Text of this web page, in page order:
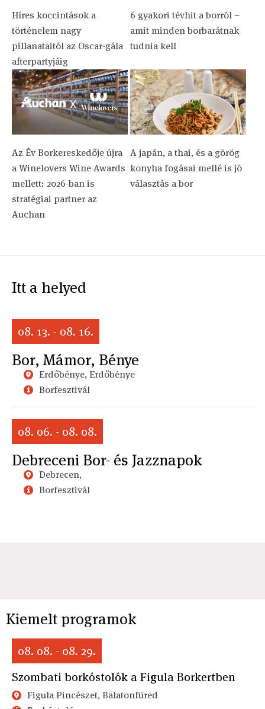
Híres koccintások a
történelem nagy
pillanataitól az Oscar-gála
afterpartyjáig
6 gyakori tévhit a borról –
amit minden borbarátnak
tudnia kell
Az Év Borkereskedője újra
a Winelovers Wine Awards
mellett: 2026-ban is
stratégiai partner az
Auchan
A japán, a thai, és a görög
konyha fogásai mellé is jó
választás a bor
Itt a helyed
08. 13. - 08. 16.
Bor, Mámor, Bénye
Erdőbénye, Erdőbénye
Borfesztivál
08. 06. - 08. 08.
Debreceni Bor- és Jazznapok
Debrecen,
Borfesztivál
Kiemelt programok
08. 08. - 08. 29.
Szombati borkóstolók a Figula Borkertben
Figula Pincészet, Balatonfüred